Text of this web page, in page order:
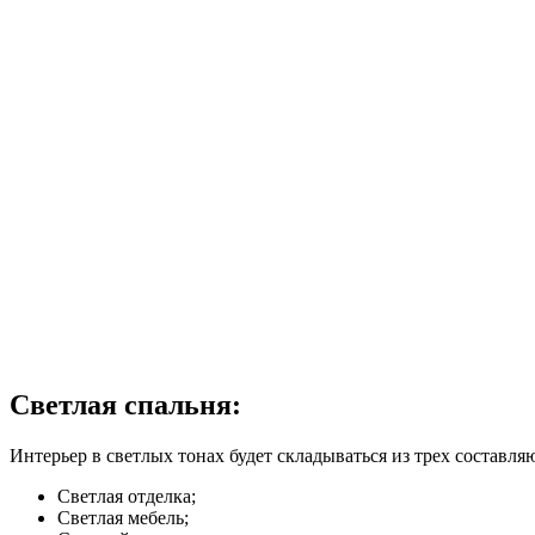
Светлая спальня:
Интерьер в светлых тонах будет складываться из трех
Светлая отделка;
Светлая мебель;